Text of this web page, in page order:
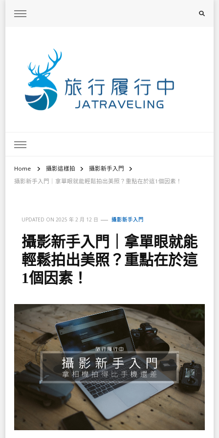
Home 攝影這樣拍
攝影新手入門
攝影新手入門｜拿單眼就能輕鬆拍出美照？重點在於這1個因素！
UPDATED ON 2025 年 2 月 12 日 攝影新手入門
攝影新手入門｜拿單眼就能
輕鬆拍出美照？重點在於這
1個因素！